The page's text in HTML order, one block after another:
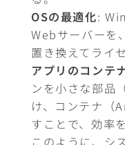
OSの最適化:
Webサーバーを
置き換えてライ
アプリのコンテ
ンを小さな部品
け、コンテナ（
すことで、効率